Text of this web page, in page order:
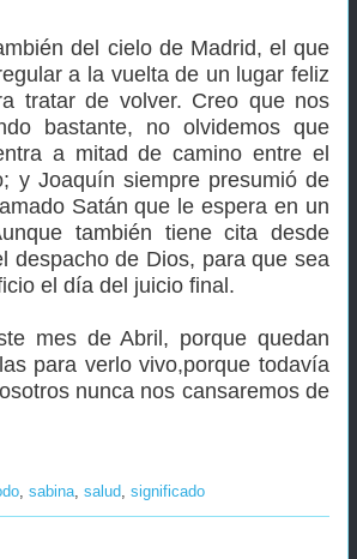
del cielo de Madrid, el que
a la vuelta de un lugar feliz
tratar de volver. Creo que nos
bastante, no olvidemos que
a mitad de camino entre el
y Joaquín siempre presumió de
Satán que le espera en un
también tiene cita desde
despacho de Dios, para que sea
el día del juicio final.
mes de Abril, porque quedan
para verlo vivo,porque todavía
nunca nos cansaremos de
sabina salud significado